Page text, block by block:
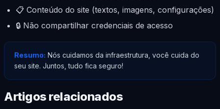
📋 Conteúdo do site (textos, imagens, configurações)
🔒 Não compartilhar credenciais de acesso
Resumo: Nós cuidamos da infraestrutura, você cuida do
seu site. Juntos, tudo fica seguro!
Artigos relacionados